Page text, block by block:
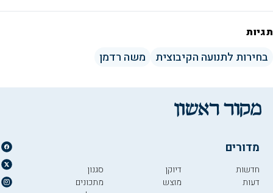
תגיות
בחירות לתנועה הקיבוצית משה רדמן
מדורים
חדשות
דעות
דיוקן
מוצש
סגנון
מתכונים